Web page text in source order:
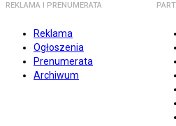
REKLAMA I PRENUMERATA
Reklama
Ogłoszenia
Prenumerata
Archiwum